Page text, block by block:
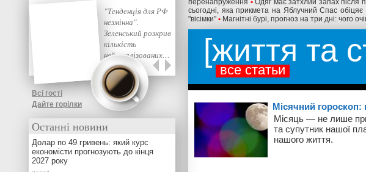
перенапруження • Одяг має затхлий запах
сьогодні, яка прикмета на Яблучний Спас
"вісімки" • Магнітні бурі, прогноз на три дні: чого
життя та
все статьи
Місячний
Місяць — не лише
та супутник нашої
нашого життя.
"Тенденція для РФ
незмінна".
Зеленський розкрив
кількість
нейтралізованих…
Всі гості
Дайте горілки
Останні новини
Долар по 49 гривень: який курс
економісти прогнозують до кінця
2027 року